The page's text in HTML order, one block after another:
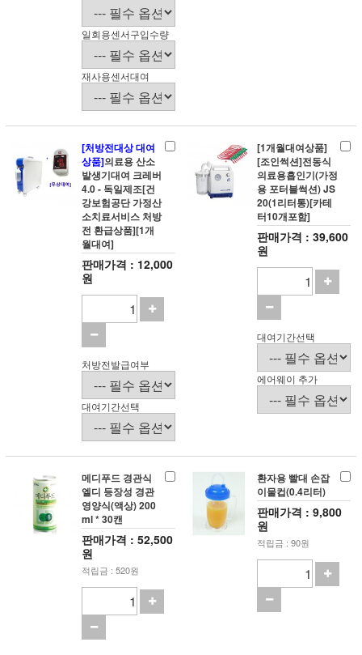
일회용센서구입수량
재사용센서대여
[처방전대상 대여
상품]의료용 산소
발생기대여 크레버
4.0 - 독일제조[건
강보험공단 가정산
소치료서비스 처방
전 환급상품][1개
월대여]
판매가격 : 12,000
원
처방전발급여부
대여기간선택
[1개월대여상품]
[조인썩션]전동식
의료용흡인기(가정
용 포터블썩션) JS
20(1리터통)[카테
터10개포함]
판매가격 : 39,600
원
대여기간선택
에어웨이 추가
메디푸드 경관식
엘디 등장성 경관
영양식(액상) 200
ml * 30캔
판매가격 : 52,500
원
적립금 : 520원
환자용 빨대 손잡
이물컵(0.4리터)
판매가격 : 9,800
원
적립금 : 90원